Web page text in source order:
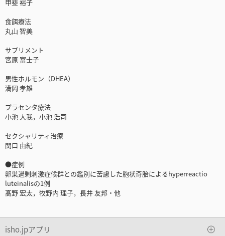
甲斐 裕子
食餌療法
丸山 智美
サプリメント
宮原 富士子
男性ホルモン（DHEA）
満岡 孝雄
プラセンタ療法
小池 大我，小池 浩司
セクシャリティ治療
関口 由紀
●症例
卵巣過剰刺激症候群との鑑別に苦慮した胞状奇胎によるhyperreactio
luteinalisの1例
髙野 宏太，牧野内 理子，長井 友邦・他
isho.jpアプリ